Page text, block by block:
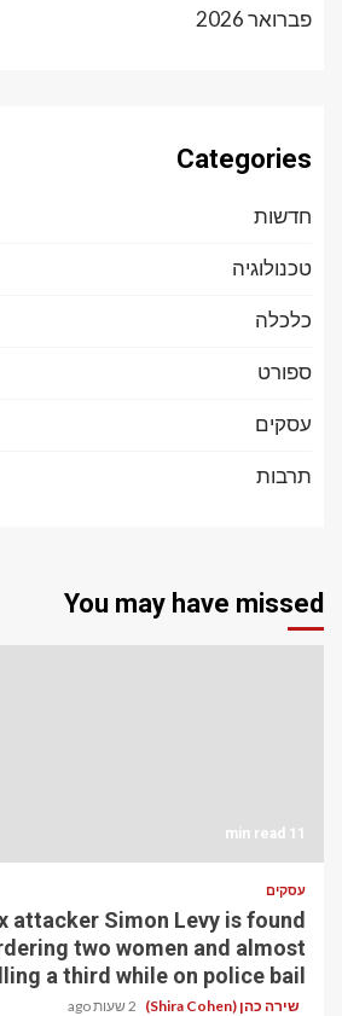
פברואר 2026
Categories
חדשות
טכנולוגיה
כלכלה
ספורט
עסקים
תרבות
You may have missed
11 min read
עסקים
attacker Simon Levy is found
two women and almost
a third while on police bail
שירה כהן (Shira Cohen) 2 שעות ago